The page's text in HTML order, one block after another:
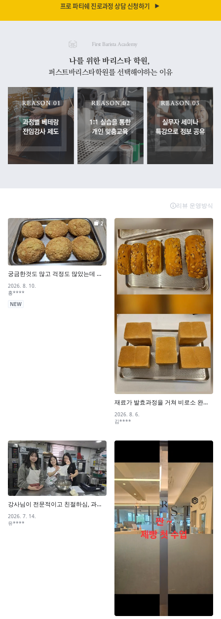
프로 파티쉐 진로과정 상담 신청하기
First Barista Academy
나를 위한 바리스타 학원,
퍼스트바리스타학원를 선택해야하는 이유